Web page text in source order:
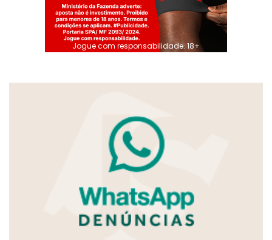
Jogue com responsabilidade. 18+